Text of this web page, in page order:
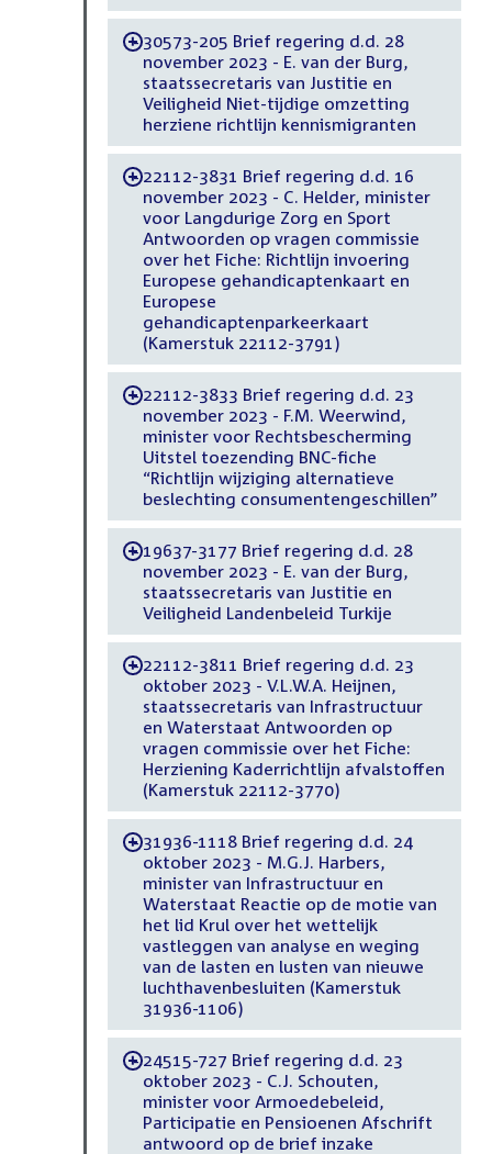
-30573-205 Brief regering d.d. 28
november 2023 - E. van der Burg,
staatssecretaris van Justitie en
Veiligheid Niet-tijdige omzetting
herziene richtlijn kennismigranten
-22112-3831 Brief regering d.d. 16
november 2023 - C. Helder, minister
voor Langdurige Zorg en Sport
Antwoorden op vragen commissie
over het Fiche: Richtlijn invoering
Europese gehandicaptenkaart en
Europese
gehandicaptenparkeerkaart
(Kamerstuk 22112-3791)
-22112-3833 Brief regering d.d. 23
november 2023 - F.M. Weerwind,
minister voor Rechtsbescherming
Uitstel toezending BNC-fiche
“Richtlijn wijziging alternatieve
beslechting consumentengeschillen”
-19637-3177 Brief regering d.d. 28
november 2023 - E. van der Burg,
staatssecretaris van Justitie en
Veiligheid Landenbeleid Turkije
-22112-3811 Brief regering d.d. 23
oktober 2023 - V.L.W.A. Heijnen,
staatssecretaris van Infrastructuur
en Waterstaat Antwoorden op
vragen commissie over het Fiche:
Herziening Kaderrichtlijn afvalstoffen
(Kamerstuk 22112-3770)
-31936-1118 Brief regering d.d. 24
oktober 2023 - M.G.J. Harbers,
minister van Infrastructuur en
Waterstaat Reactie op de motie van
het lid Krul over het wettelijk
vastleggen van analyse en weging
van de lasten en lusten van nieuwe
luchthavenbesluiten (Kamerstuk
31936-1106)
-24515-727 Brief regering d.d. 23
oktober 2023 - C.J. Schouten,
minister voor Armoedebeleid,
Participatie en Pensioenen Afschrift
antwoord op de brief inzake